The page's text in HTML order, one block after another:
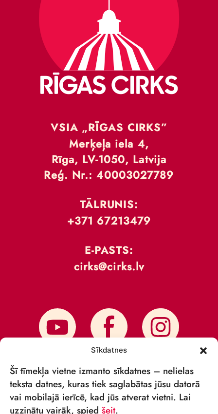
Sīkdatnes
Šī tīmekļa vietne izmanto sīkdatnes – nelielas
teksta datnes, kuras tiek saglabātas jūsu datorā
vai mobilajā ierīcē, kad jūs atverat vietni. Lai
uzzinātu vairāk, spied šeit.
VSIA „RĪGAS CIRKS”
Merķeļa iela 4,
Rīga, LV-1050, Latvija
Reģ. Nr.: 40003027789
TĀLRUNIS:
+371 67213479
E-PASTS:
cirks@cirks.lv
PIESAKIES JAUNUMIEM